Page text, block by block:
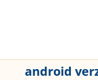
android